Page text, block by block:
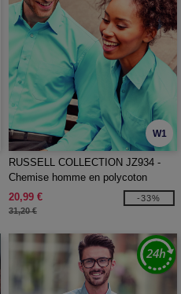
W1
RUSSELL COLLECTION JZ934 -
Chemise homme en polycoton
20,99 €
31,20 €
-33%